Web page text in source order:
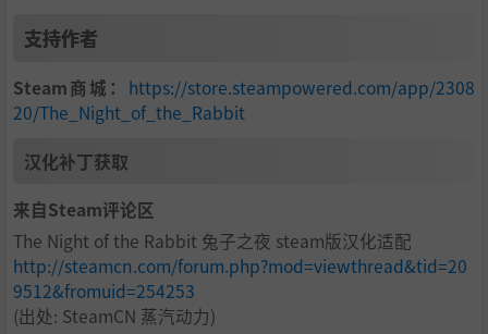
支持作者
Steam商城： https://store.steampowered.com/app/2308
20/The_Night_of_the_Rabbit
汉化补丁获取
来自Steam评论区
The Night of the Rabbit 兔子之夜 steam版汉化适配
http://steamcn.com/forum.php?mod=viewthread&tid=20
9512&fromuid=254253
(出处: SteamCN 蒸汽动力)